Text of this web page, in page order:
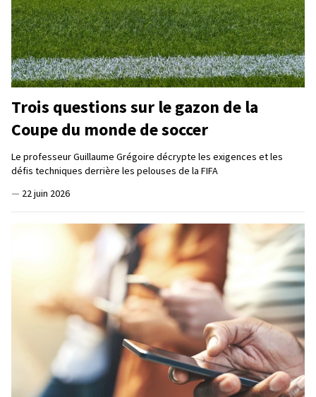
Trois questions sur le gazon de la
Coupe du monde de soccer
Le professeur Guillaume Grégoire décrypte les exigences et les
défis techniques derrière les pelouses de la FIFA
— 22 juin 2026